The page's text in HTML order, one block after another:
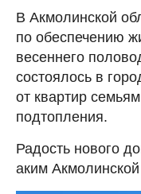
В Акмолинской
по обеспечению
весеннего
состоялось в
от квартир
подтопления.
Радость нового
аким